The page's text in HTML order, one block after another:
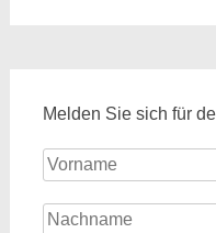
Melden Sie sich für